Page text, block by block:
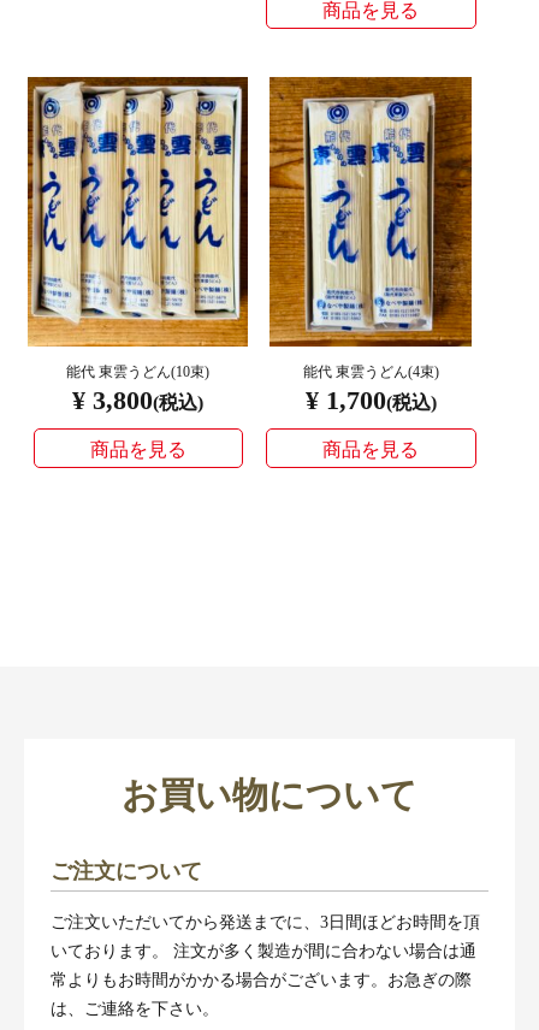
商品を見る
能代 東雲うどん(10束)
¥ 3,800(税込)
商品を見る
能代 東雲うどん(4束)
¥ 1,700(税込)
商品を見る
お買い物について
ご注文について
ご注文いただいてから発送までに、3日間ほどお時間を頂
いております。 注文が多く製造が間に合わない場合は通
常よりもお時間がかかる場合がございます。お急ぎの際
は、ご連絡を下さい。